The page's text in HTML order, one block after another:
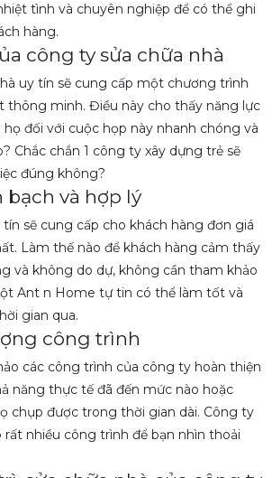
tình và chuyên nghiệp để có thể ghi
hàng.
công ty sửa chữa nhà
uy tín sẽ cung cấp một chương trình
thông minh. Điều này cho thấy năng lực
đối với cuộc họp này nhanh chóng và
Chắc chắn 1 công ty xây dựng trẻ sẽ
đúng không?
bạch và hợp lý
sẽ cung cấp cho khách hàng đơn giá
Làm thế nào để khách hàng cảm thấy
và không do dự, không cần tham khảo
Ant n Home tự tin có thể làm tốt và
gian qua.
công trình
các công trình của công ty hoàn thiện
năng thực tế đã đến mức nào hoặc
chụp được trong thời gian dài. Công ty
rất nhiều công trình để bạn nhìn thoải